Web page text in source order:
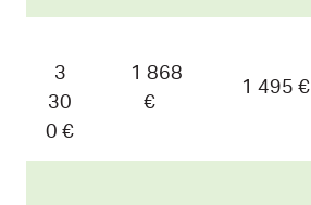
3
30
0 €
1 868
€
1 495 €